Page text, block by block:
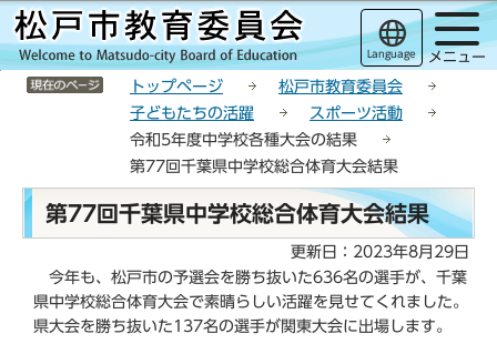
こ
の
サ
イ
このページの本文へ移動
Language メニュー
サイトメニューここまで
トップページ
松戸市教育委員会
子どもたちの活躍
スポーツ活動
令和5年度中学校各種大会の結果
第77回千葉県中学校総合体育大会結果
本
か
ら
第77回千葉県中学校総合体育大会結果
更新日：2023年8月29日
今年も、松戸市の予選会を勝ち抜いた636名の選手が、千葉
県中学校総合体育大会で素晴らしい活躍を見せてくれました。
県大会を勝ち抜いた137名の選手が関東大会に出場します。